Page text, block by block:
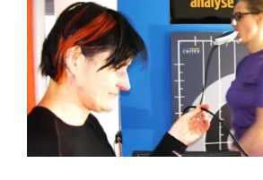
Sport & Schwangerschaft